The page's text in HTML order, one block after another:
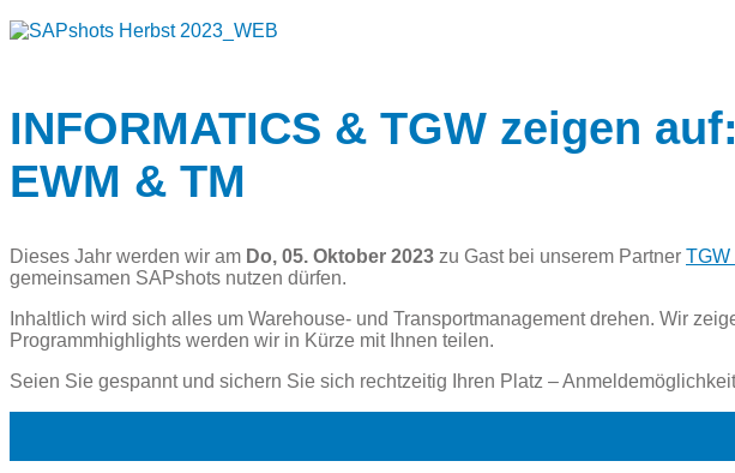
INFORMATICS & TGW zeigen
EWM & TM
Dieses Jahr werden wir am Do, 05. Oktober 2023 zu Gast bei unserem Partner TGW
gemeinsamen SAPshots nutzen dürfen.
Inhaltlich wird sich alles um Warehouse- und Transportmanagement drehen. Wir
Programmhighlights werden wir in Kürze mit Ihnen teilen.
Seien Sie gespannt und sichern Sie sich rechtzeitig Ihren Platz –